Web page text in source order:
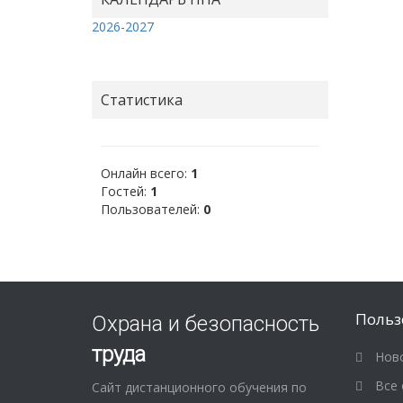
2026-2027
Статистика
Онлайн всего: 1
Гостей: 1
Пользователей: 0
Охрана и безопасность
труда
Сайт дистанционного обучения по
Все